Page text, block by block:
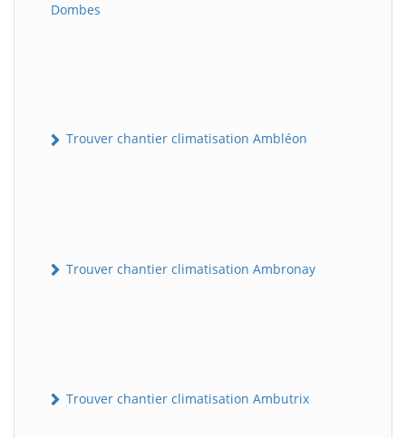
Dombes
Trouver chantier climatisation Ambléon
Trouver chantier climatisation Ambronay
Trouver chantier climatisation Ambutrix